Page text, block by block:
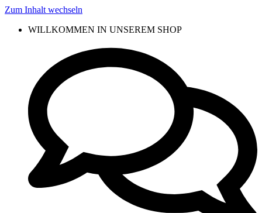
Zum Inhalt wechseln
WILLKOMMEN IN UNSEREM SHOP